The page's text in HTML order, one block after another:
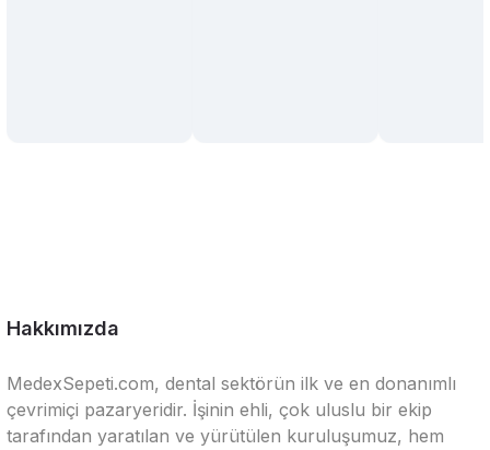
Hakkımızda
MedexSepeti.com, dental sektörün ilk ve en donanımlı
çevrimiçi pazaryeridir. İşinin ehli, çok uluslu bir ekip
tarafından yaratılan ve yürütülen kuruluşumuz, hem